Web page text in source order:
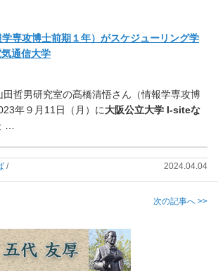
専攻博士前期１年） がスケジューリング学
通信大学
哲男研究室の髙橋清悟さん（情報学専攻博
年９月11日（月）に大阪公立大学 I-siteな
…
/ 2024.04.04
次の記事へ >>